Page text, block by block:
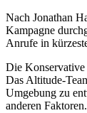
Nach Jonathan
Kampagne
Anrufe in
Die
Das Altitude-
Umgebung zu
anderen